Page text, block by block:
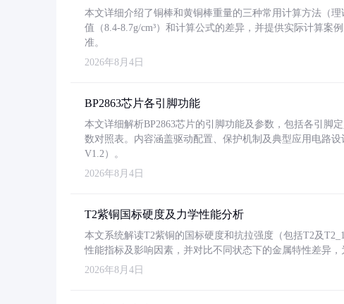
本文详细介绍了铜棒和黄铜棒重量的三种常用计算方法（
值（8.4-8.7g/cm³）和计算公式的差异，并提供实际计算案
准。
2026年8月4日
BP2863芯片各引脚功能
本文详细解析BP2863芯片的引脚功能及参数，包括各引脚
数对照表。内容涵盖驱动配置、保护机制及典型应用电路
V1.2）。
2026年8月4日
T2紫铜国标硬度及力学性能分析
本文系统解读T2紫铜的国标硬度和抗拉强度（包括T2及
性能指标及影响因素，并对比不同状态下的金属特性差异，
2026年8月4日